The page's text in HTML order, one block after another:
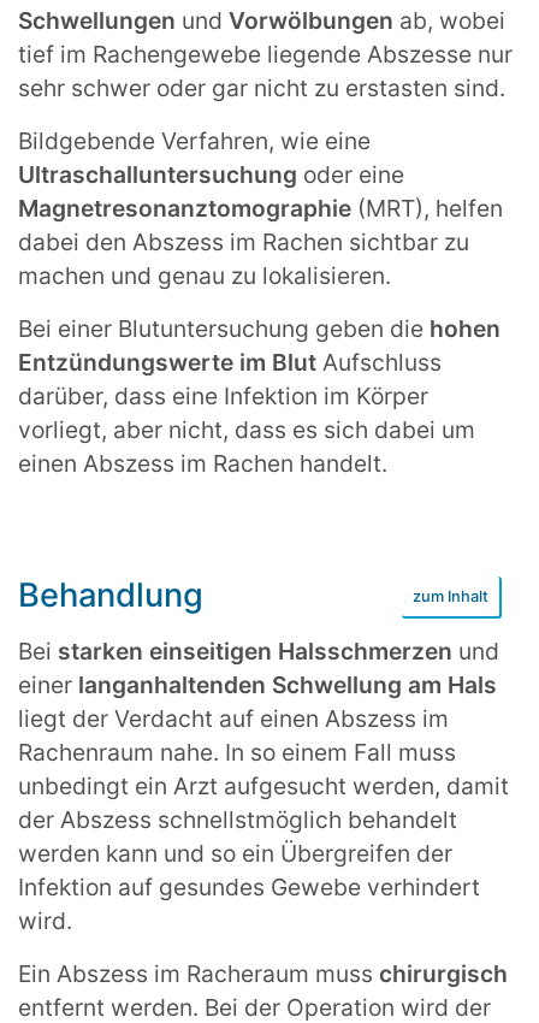
Schwellungen und Vorwölbungen ab, wobei
tief im Rachengewebe liegende Abszesse nur
sehr schwer oder gar nicht zu erstasten sind.
Bildgebende Verfahren, wie eine
Ultraschalluntersuchung oder eine
Magnetresonanztomographie (MRT), helfen
dabei den Abszess im Rachen sichtbar zu
machen und genau zu lokalisieren.
Bei einer Blutuntersuchung geben die hohen
Entzündungswerte im Blut Aufschluss
darüber, dass eine Infektion im Körper
vorliegt, aber nicht, dass es sich dabei um
einen Abszess im Rachen handelt.
Behandlung
Bei starken einseitigen Halsschmerzen und
einer langanhaltenden Schwellung am Hals
liegt der Verdacht auf einen Abszess im
Rachenraum nahe. In so einem Fall muss
unbedingt ein Arzt aufgesucht werden, damit
der Abszess schnellstmöglich behandelt
werden kann und so ein Übergreifen der
Infektion auf gesundes Gewebe verhindert
wird.
Ein Abszess im Racheraum muss chirurgisch
entfernt werden. Bei der Operation wird der